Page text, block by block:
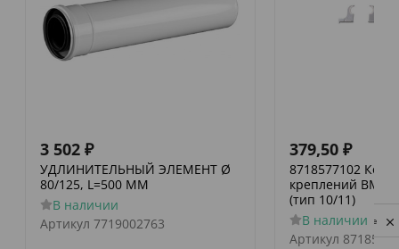
3 502 ₽
УДЛИНИТЕЛЬНЫЙ ЭЛЕМЕНТ Ø
80/125, L=500 MM
В наличии
Артикул 7719002763
379,50 ₽
8718577102
креплений BMS
(тип 10/11)
В наличии
Артикул
Privacy notice